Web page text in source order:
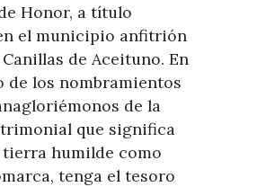
Honor, a título
el municipio anfitrión
de Aceituno. En
de los nombramientos
de la
que significa
tierra humilde como
tenga el tesoro